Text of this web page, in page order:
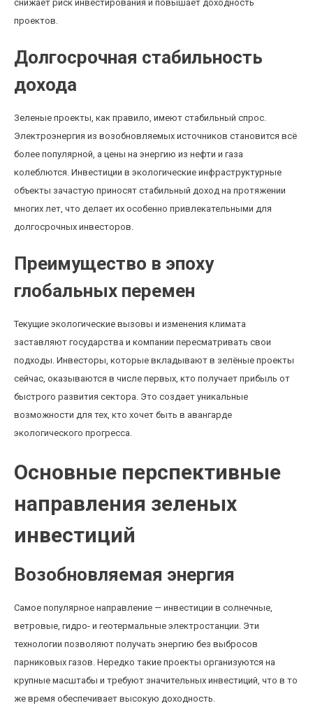
снижает риск инвестирования и повышает доходность
проектов.
Долгосрочная стабильность
дохода
Зеленые проекты, как правило, имеют стабильный спрос.
Электроэнергия из возобновляемых источников становится всё
более популярной, а цены на энергию из нефти и газа
колеблются. Инвестиции в экологические инфраструктурные
объекты зачастую приносят стабильный доход на протяжении
многих лет, что делает их особенно привлекательными для
долгосрочных инвесторов.
Преимущество в эпоху
глобальных перемен
Текущие экологические вызовы и изменения климата
заставляют государства и компании пересматривать свои
подходы. Инвесторы, которые вкладывают в зелёные проекты
сейчас, оказываются в числе первых, кто получает прибыль от
быстрого развития сектора. Это создает уникальные
возможности для тех, кто хочет быть в авангарде
экологического прогресса.
Основные перспективные
направления зеленых
инвестиций
Возобновляемая энергия
Самое популярное направление — инвестиции в солнечные,
ветровые, гидро- и геотермальные электростанции. Эти
технологии позволяют получать энергию без выбросов
парниковых газов. Нередко такие проекты организуются на
крупные масштабы и требуют значительных инвестиций, что в то
же время обеспечивает высокую доходность.